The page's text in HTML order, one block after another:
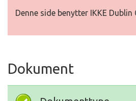
Denne side benytter IKKE Dublin
Dokument